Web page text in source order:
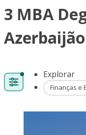
3 MBA
Azerbaijão
Explorar
Finanças e